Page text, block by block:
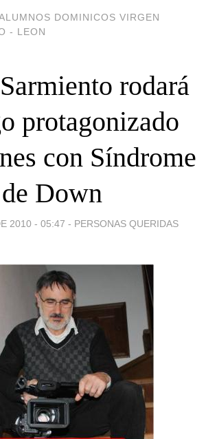
DOMINICOS VIRGEN
- LEON
rodará
protagonizado
con Síndrome
de Down
2010 - 05:47 - PERSONAS QUERIDAS